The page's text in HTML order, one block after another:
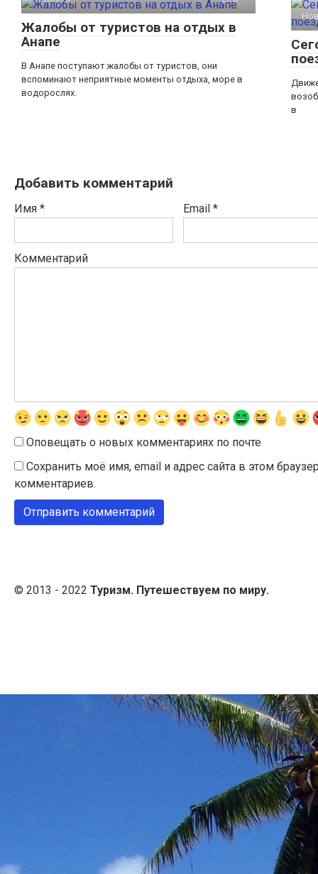
Жалобы от туристов на отдых в
Анапе
В Анапе поступают жалобы от туристов, они
вспоминают неприятные моменты отдыха, море в
водорослях.
в
Добавить комментарий
Имя * Email *
Комментарий
Оповещать о новых комментариях по почте
Сохранить моё имя, email и адрес сайта в этом
комментариев.
© 2013 - 2022 Туризм. Путешествуем по миру.